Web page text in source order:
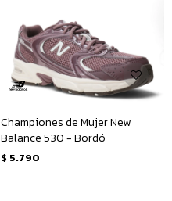
Championes de Mujer New
Balance 530 - Bordó
$ 5.790